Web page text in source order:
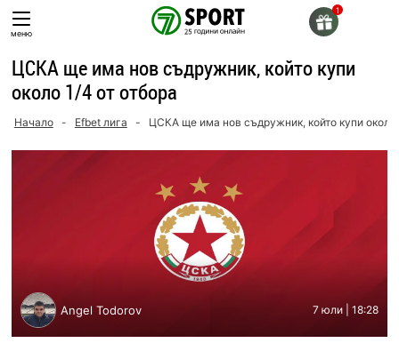
Skip
toменю
ЦСКА ще има нов съдружник, който купи
около 1/4 от отбора
Начало - Efbet лига - ЦСКА ще има нов съдружник, който купи около
Angel Todorov 7 юли | 18:28